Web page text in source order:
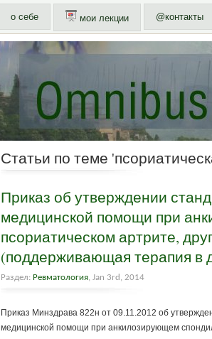
о себе мои лекции @контакты
Статьи по теме
Приказ об утверждении
медицинской помощи при
псориатическом артрите,
(поддерживающая терапия в
Раздел: Ревматология, Jan 3rd, 2014
Приказ Минздрава 822н от 09.11.2012 об
медицинской помощи при анкилозирующем